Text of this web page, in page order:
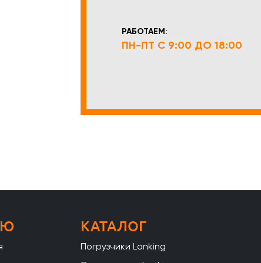
РАБОТАЕМ:
ПН-ПТ С 9:00 ДО 18:00
КАТАЛОГ
Погрузчики Lonking